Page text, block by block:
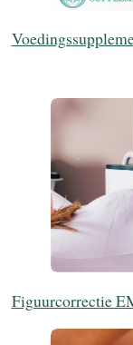
Figuurcorrectie